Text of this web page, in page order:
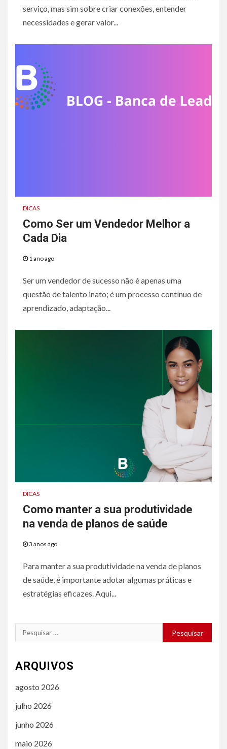
serviço, mas sim sobre criar conexões, entender
necessidades e gerar valor...
DICAS
Como Ser um Vendedor Melhor a
Cada Dia
1 ano ago
Ser um vendedor de sucesso não é apenas uma
questão de talento inato; é um processo contínuo de
aprendizado, adaptação...
DICAS
Como manter a sua produtividade
na venda de planos de saúde
3 anos ago
Para manter a sua produtividade na venda de planos
de saúde, é importante adotar algumas práticas e
estratégias eficazes. Aqui...
Pesquisar
por:
ARQUIVOS
agosto 2026
julho 2026
junho 2026
maio 2026